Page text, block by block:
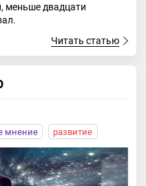
меньше двадцати
Читать статью
мнение развитие